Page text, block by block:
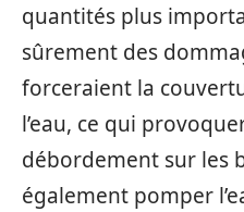
quantités plus
sûrement des
forceraient la
l’eau, ce qui
débordement sur les
également pomper